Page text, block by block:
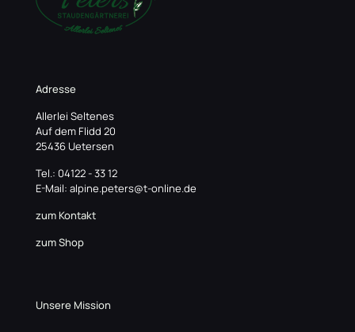
Adresse
Allerlei Seltenes
Auf dem Flidd 20
25436 Uetersen
Tel.: 04122 - 33 12
E-Mail: alpine.peters@t-online.de
zum Kontakt
zum Shop
Unsere Mission